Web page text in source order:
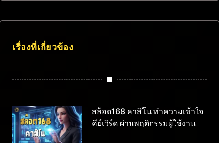
เรื่องที่เกี่ยวข้อง
สล็อต168 คาสิโน ทำความเข้าใจ
คีย์เวิร์ด ผ่านพฤติกรรมผู้ใช้งาน